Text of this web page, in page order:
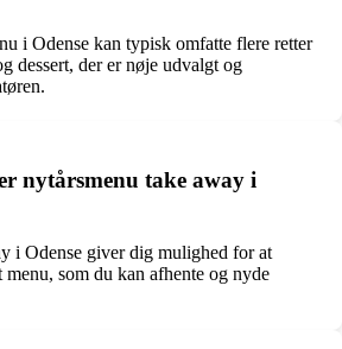
i Odense kan typisk omfatte flere retter
dessert, der er nøje udvalgt og
nytårsmenu take away i
i Odense giver dig mulighed for at
som du kan afhente og nyde